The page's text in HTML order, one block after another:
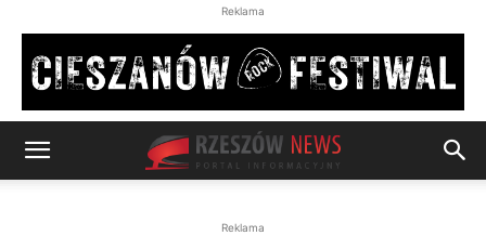
Reklama
Reklama